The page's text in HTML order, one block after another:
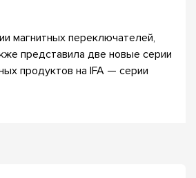
магнитных переключателей,
представила две новые серии
продуктов на IFA — серии